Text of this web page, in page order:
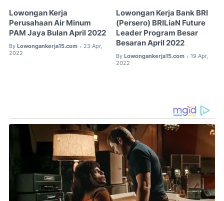
Lowongan Kerja
Perusahaan Air Minum
PAM Jaya Bulan April 2022
By Lowongankerja15.com • 23 Apr,
2022
Lowongan Kerja Bank BRI
(Persero) BRILiaN Future
Leader Program Besar
Besaran April 2022
By Lowongankerja15.com • 19 Apr,
2022